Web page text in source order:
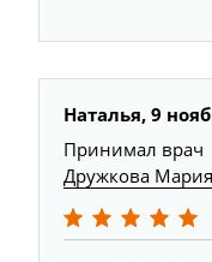
Наталья, 9
Принимал врач
Дружкова